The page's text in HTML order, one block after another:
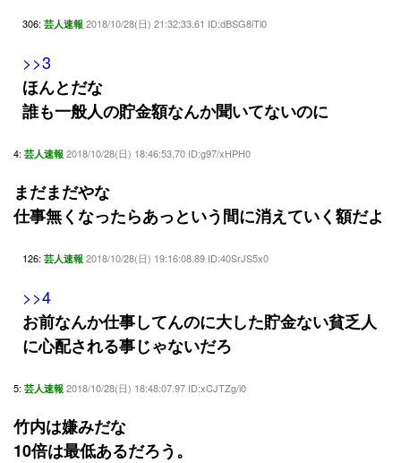
306: 芸人速報 2018/10/28(日) 21:32:33.61 ID:dBSG8iTl0
>>3
ほんとだな
誰も一般人の貯金額なんか聞いてないのに
4: 芸人速報 2018/10/28(日) 18:46:53.70 ID:g97/xHPH0
まだまだやな
仕事無くなったらあっという間に消えていく額だよ
126: 芸人速報 2018/10/28(日) 19:16:08.89 ID:40SrJS5x0
>>4
お前なんか仕事してんのに大した貯金ない貧乏人
に心配される事じゃないだろ
5: 芸人速報 2018/10/28(日) 18:48:07.97 ID:xCJTZg/i0
竹内は嫌みだな
10倍は最低あるだろう。